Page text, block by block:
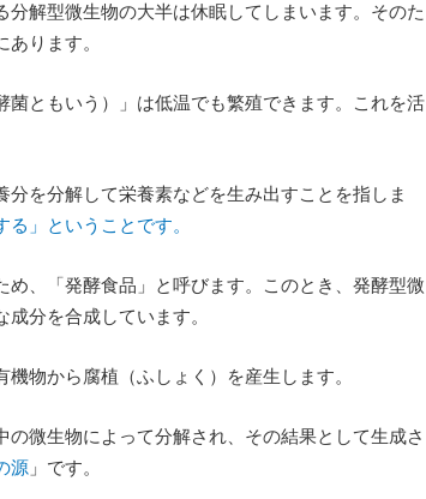
解型微生物の大半は休眠してしまいます。そのた
ります。
ともいう）」は低温でも繁殖できます。これを活
を分解して栄養素などを生み出すことを指しま
」ということです。
、「発酵食品」と呼びます。このとき、発酵型微
分を合成しています。
物から腐植（ふしょく）を産生します。
微生物によって分解され、その結果として生成さ
源 」です。